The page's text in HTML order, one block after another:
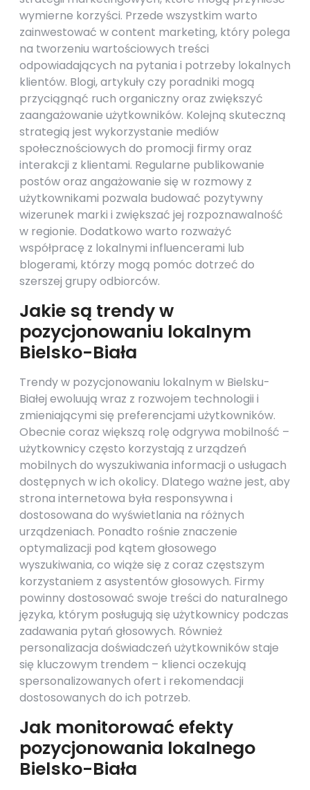
wymierne korzyści. Przede wszystkim warto
zainwestować w content marketing, który polega
na tworzeniu wartościowych treści
odpowiadających na pytania i potrzeby lokalnych
klientów. Blogi, artykuły czy poradniki mogą
przyciągnąć ruch organiczny oraz zwiększyć
zaangażowanie użytkowników. Kolejną skuteczną
strategią jest wykorzystanie mediów
społecznościowych do promocji firmy oraz
interakcji z klientami. Regularne publikowanie
postów oraz angażowanie się w rozmowy z
użytkownikami pozwala budować pozytywny
wizerunek marki i zwiększać jej rozpoznawalność
w regionie. Dodatkowo warto rozważyć
współpracę z lokalnymi influencerami lub
blogerami, którzy mogą pomóc dotrzeć do
szerszej grupy odbiorców.
Jakie są trendy w
pozycjonowaniu lokalnym
Bielsko-Biała
Trendy w pozycjonowaniu lokalnym w Bielsku-
Białej ewoluują wraz z rozwojem technologii i
zmieniającymi się preferencjami użytkowników.
Obecnie coraz większą rolę odgrywa mobilność –
użytkownicy często korzystają z urządzeń
mobilnych do wyszukiwania informacji o usługach
dostępnych w ich okolicy. Dlatego ważne jest, aby
strona internetowa była responsywna i
dostosowana do wyświetlania na różnych
urządzeniach. Ponadto rośnie znaczenie
optymalizacji pod kątem głosowego
wyszukiwania, co wiąże się z coraz częstszym
korzystaniem z asystentów głosowych. Firmy
powinny dostosować swoje treści do naturalnego
języka, którym posługują się użytkownicy podczas
zadawania pytań głosowych. Również
personalizacja doświadczeń użytkowników staje
się kluczowym trendem – klienci oczekują
spersonalizowanych ofert i rekomendacji
dostosowanych do ich potrzeb.
Jak monitorować efekty
pozycjonowania lokalnego
Bielsko-Biała